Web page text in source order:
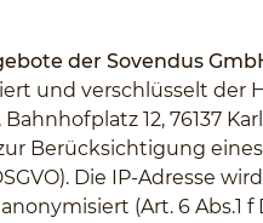
der Sovendus
und verschlüsselt der
12, 76137
Berücksichtigung
Die IP-Adresse
(Art. 6